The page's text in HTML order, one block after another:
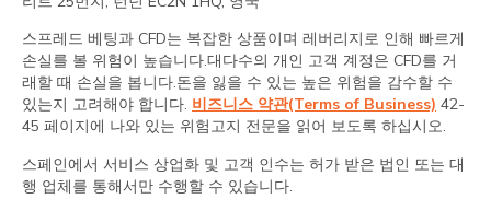
스프레드 베팅과 CFD는 복잡한 상품이며 레버리지로 인해 빠르게
손실를 볼 위험이 높습니다.대다수의 개인 고객 계정은 CFD를 거
래할 때 손실을 봅니다.돈을 잃을 수 있는 높은 위험을 감수할 수
있는지 고려해야 합니다. 비즈니스 약관(Terms of Business) 42-
45 페이지에 나와 있는 위험고지 전문을 읽어 보도록 하십시오.
스페인에서 서비스 상업화 및 고객 인수는 허가 받은 법인 또는 대
행 업체를 통해서만 수행할 수 있습니다.